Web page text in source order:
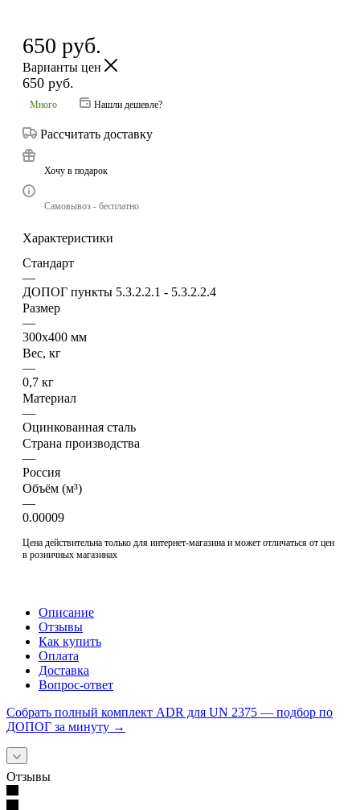
650 руб.
Варианты цен
650 руб.
Много Нашли дешевле?
Рассчитать доставку
Хочу в подарок
Самовывоз - бесплатно
Характеристики
Стандарт
—
ДОПОГ пункты 5.3.2.2.1 - 5.3.2.2.4
Размер
—
300х400 мм
Вес, кг
—
0,7 кг
Материал
—
Оцинкованная сталь
Страна производства
—
Россия
Объём (м³)
—
0.00009
Цена действительна только для интернет-магазина и может отличаться от цен
в розничных магазинах
Описание
Отзывы
Как купить
Оплата
Доставка
Вопрос-ответ
Собрать полный комплект ADR для UN 2375 — подбор по
ДОПОГ за минуту →
Отзывы